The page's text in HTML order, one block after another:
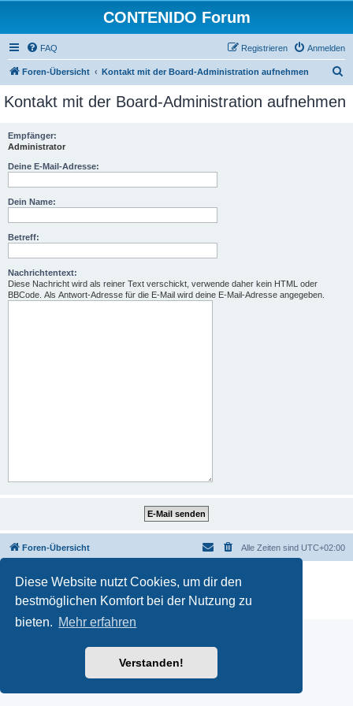
Diese Website nutzt Cookies, um dir den
bestmöglichen Komfort bei der Nutzung zu
bieten. Mehr erfahren
Verstanden!
CONTENIDO Forum
FAQ Anmelden
Registrieren
Foren-Übersicht Kontakt mit der Board-Administration aufnehmen
c
Kontakt mit der Board-Administration aufnehmen
Empfänger:
Administrator
Deine E-Mail-Adresse:
Dein Name:
Betreff:
Nachrichtentext:
Diese Nachricht wird als reiner Text verschickt, verwende daher kein HTML oder
BBCode. Als Antwort-Adresse für die E-Mail wird deine E-Mail-Adresse angegeben.
Foren-Übersicht Alle Zeiten sind UTC+02:00
Powered by phpBB
® Forum Software © phpBB Limited
Deutsche Übersetzung durch
Datenschutz|Nutzungsbedingungen